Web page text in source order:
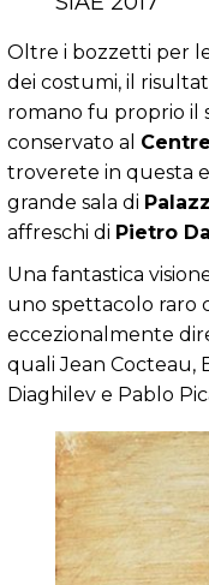
Oltre i bozzetti per
dei costumi, il
romano fu proprio il
conservato al
troverete in questa
grande sala di
affreschi di Pietro
Una fantastica
uno spettacolo raro
eccezionalmente
quali Jean Cocteau,
Diaghilev e Pablo